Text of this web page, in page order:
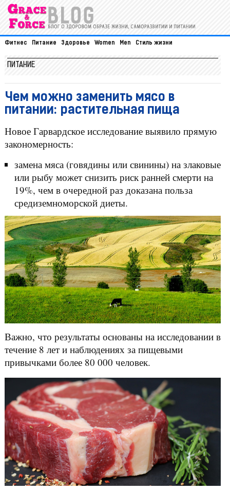
Фитнес Питание Здоровье Women Men Стиль жизни
ПИТАНИЕ
Чем можно заменить мясо в
питании: растительная пища
Новое Гарвардское исследование выявило прямую
закономерность:
замена мяса (говядины или свинины) на злаковые
или рыбу может снизить риск ранней смерти на
19%, чем в очередной раз доказана польза
средиземноморской диеты.
Важно, что результаты основаны на исследовании в
течение 8 лет и наблюдениях за пищевыми
привычками более 80 000 человек.